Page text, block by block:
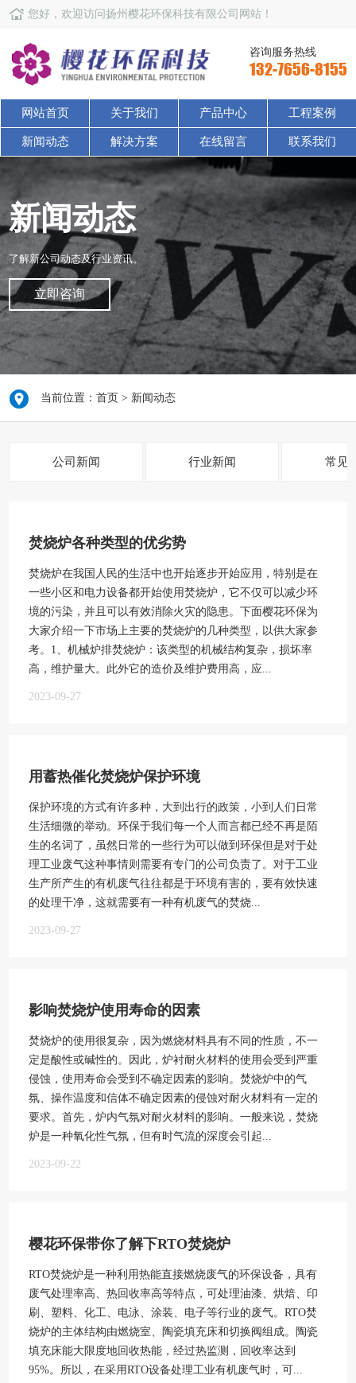
您好，欢迎访问扬州樱花环保科技有限公司网站！
咨询服务热线
132-7656-8155
网站首页 关于我们 产品中心 工程案例
新闻动态 解决方案 在线留言 联系我们
新闻动态
了解新公司动态及行业资讯。
立即咨询
当前位置：首页 > 新闻动态
公司新闻 行业新闻 常见
焚烧炉各种类型的优劣势
焚烧炉在我国人民的生活中也开始逐步开始应用，特别是在
一些小区和电力设备都开始使用焚烧炉，它不仅可以减少环
境的污染，并且可以有效消除火灾的隐患。下面樱花环保为
大家介绍一下市场上主要的焚烧炉的几种类型，以供大家参
考。1、机械炉排焚烧炉：该类型的机械结构复杂，损坏率
高，维护量大。此外它的造价及维护费用高，应...
2023-09-27
用蓄热催化焚烧炉保护环境
保护环境的方式有许多种，大到出行的政策，小到人们日常
生活细微的举动。环保于我们每一个人而言都已经不再是陌
生的名词了，虽然日常的一些行为可以做到环保但是对于处
理工业废气这种事情则需要有专门的公司负责了。对于工业
生产所产生的有机废气往往都是于环境有害的，要有效快速
的处理干净，这就需要有一种有机废气的焚烧...
2023-09-27
影响焚烧炉使用寿命的因素
焚烧炉的使用很复杂，因为燃烧材料具有不同的性质，不一
定是酸性或碱性的。因此，炉衬耐火材料的使用会受到严重
侵蚀，使用寿命会受到不确定因素的影响。焚烧炉中的气
氛、操作温度和信体不确定因素的侵蚀对耐火材料有一定的
要求。首先，炉内气氛对耐火材料的影响。一般来说，焚烧
炉是一种氧化性气氛，但有时气流的深度会引起...
2023-09-22
樱花环保带你了解下RTO焚烧炉
RTO焚烧炉是一种利用热能直接燃烧废气的环保设备，具有
废气处理率高、热回收率高等特点，可处理油漆、烘焙、印
刷、塑料、化工、电泳、涂装、电子等行业的废气。RTO焚
烧炉的主体结构由燃烧室、陶瓷填充床和切换阀组成。陶瓷
填充床能大限度地回收热能，经过热监测，回收率达到
95%。所以，在采用RTO设备处理工业有机废气时，可...